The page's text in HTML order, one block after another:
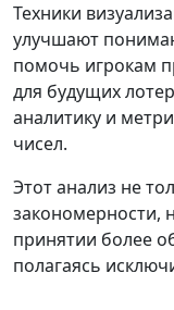
Техники
улучшают
помочь игрокам
для будущих
аналитику и
чисел.
Этот анализ не
закономерности,
принятии более
полагаясь